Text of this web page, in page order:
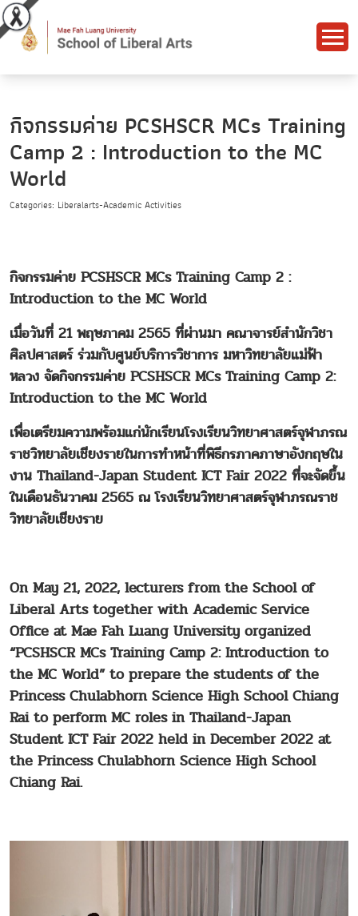
กิจกรรมค่าย PCSHSCR MCs Training
Camp 2 : Introduction to the MC
World
Categories: Liberalarts-Academic Activities
กิจกรรมค่าย PCSHSCR MCs Training Camp 2 :
Introduction to the MC World
เมื่อวันที่ 21 พฤษภาคม 2565 ที่ผ่านมา คณาจารย์สำนักวิชา
ศิลปศาสตร์ ร่วมกับศูนย์บริการวิชาการ มหาวิทยาลัยแม่ฟ้า
หลวง จัดกิจกรรมค่าย PCSHSCR MCs Training Camp 2:
Introduction to the MC World
เพื่อเตรียมความพร้อมแก่นักเรียนโรงเรียนวิทยาศาสตร์จุฬาภรณ
ราชวิทยาลัยเชียงรายในการทำหน้าที่พิธีกรภาคภาษาอังกฤษใน
งาน Thailand-Japan Student ICT Fair 2022 ที่จะจัดขึ้น
ในเดือนธันวาคม 2565 ณ โรงเรียนวิทยาศาสตร์จุฬาภรณราช
วิทยาลัยเชียงราย
On May 21, 2022, lecturers from the School of
Liberal Arts together with Academic Service
Office at Mae Fah Luang University organized
“PCSHSCR MCs Training Camp 2: Introduction to
the MC World” to prepare the students of the
Princess Chulabhorn Science High School Chiang
Rai to perform MC roles in Thailand-Japan
Student ICT Fair 2022 held in December 2022 at
the Princess Chulabhorn Science High School
Chiang Rai.